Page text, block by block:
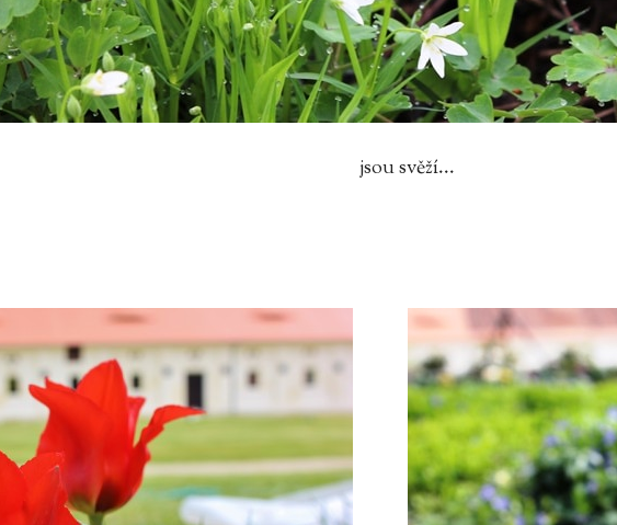
jsou svěží...